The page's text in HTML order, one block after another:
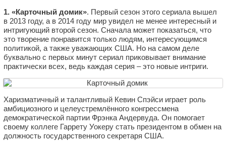
1. «Карточный домик». Первый сезон этого сериала вышел
в 2013 году, а в 2014 году мир увидел не менее интересный и
интригующий второй сезон. Сначала может показаться, что
это творение понравится только людям, интересующимся
политикой, а также уважающих США. Но на самом деле
буквально с первых минут сериал приковывает внимание
практически всех, ведь каждая серия – это новые интриги.
Харизматичный и талантливый Кевин Спэйси играет роль
амбициозного и целеустремлённого конгрессмена
демократической партии Фрэнка Андервуда. Он помогает
своему коллеге Гаррету Уокеру стать президентом в обмен на
должность государственного секретаря США.